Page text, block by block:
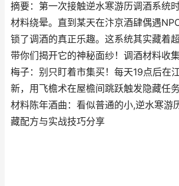
摘要：第一次接触逆水寒游历调酒系统
材料绕晕。直到某天在汴京酒肆偶遇
锁了调酒的真正乐趣。这系统其实藏着
带你们揭开它的神秘面纱！调酒材料收
梅子：别只盯着市集买！每天19点后在
新，用飞檐术在屋檐间跳跃触发隐藏任
材料陈年酒曲：看似普通的小,逆水寒游
藏配方与实战技巧分享